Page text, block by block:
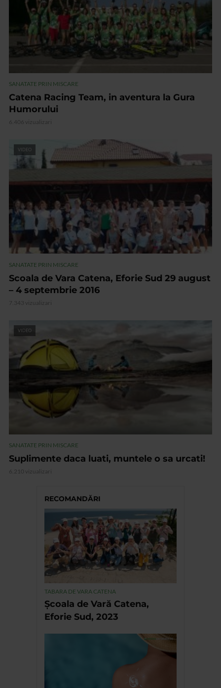
SANATATE PRIN MISCARE
Catena Racing Team, in aventura la Gura
Humorului
6.406 vizualizari
VIDEO
SANATATE PRIN MISCARE
Scoala de Vara Catena, Eforie Sud 29 august
– 4 septembrie 2016
7.343 vizualizari
VIDEO
SANATATE PRIN MISCARE
Suplimente daca luati, muntele o sa urcati!
6.210 vizualizari
RECOMANDĂRI
TABARA DE VARA CATENA
Școala de Vară Catena,
Eforie Sud, 2023